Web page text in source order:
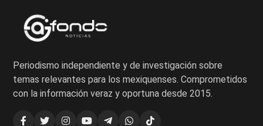
Periodismo independiente y de investigación sobre
temas relevantes para los mexiquenses. Comprometidos
con la información veraz y oportuna desde 2015.